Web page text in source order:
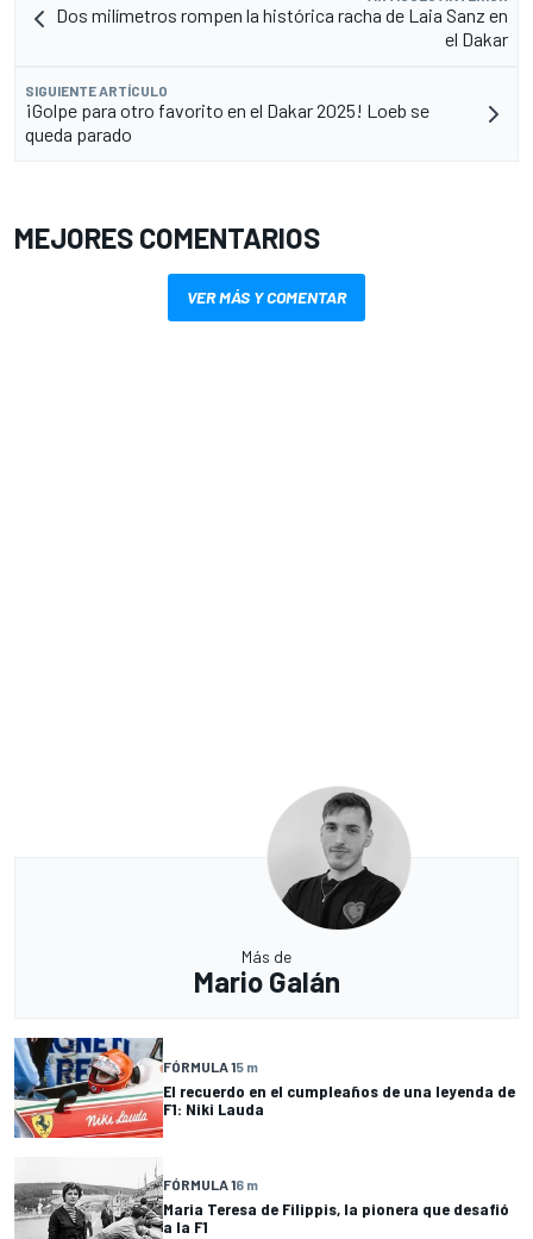
Dos milímetros rompen la histórica racha de Laia Sanz en
el Dakar
SIGUIENTE ARTÍCULO
¡Golpe para otro favorito en el Dakar 2025! Loeb se
queda parado
MEJORES COMENTARIOS
VER MÁS Y COMENTAR
Más de
Mario Galán
FÓRMULA 15 m
El recuerdo en el cumpleaños de una leyenda de
F1: Niki Lauda
FÓRMULA 16 m
Maria Teresa de Filippis, la pionera que desafió
a la F1